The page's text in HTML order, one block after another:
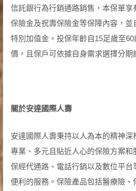
信託銀行為行銷通路銷售，本保單享
保險金及祝壽保險金等保障內容，並
特別加值金。投保年齡自15足歲至
價，且保戶可依據自身需求選擇分期
關於安達國際人壽
安達國際人壽秉持以人為本的精神
專業、多元且貼近人心的保險方案和
保經代通路、電話行銷以及數位平台
便利的服務。保險產品包括醫療險、